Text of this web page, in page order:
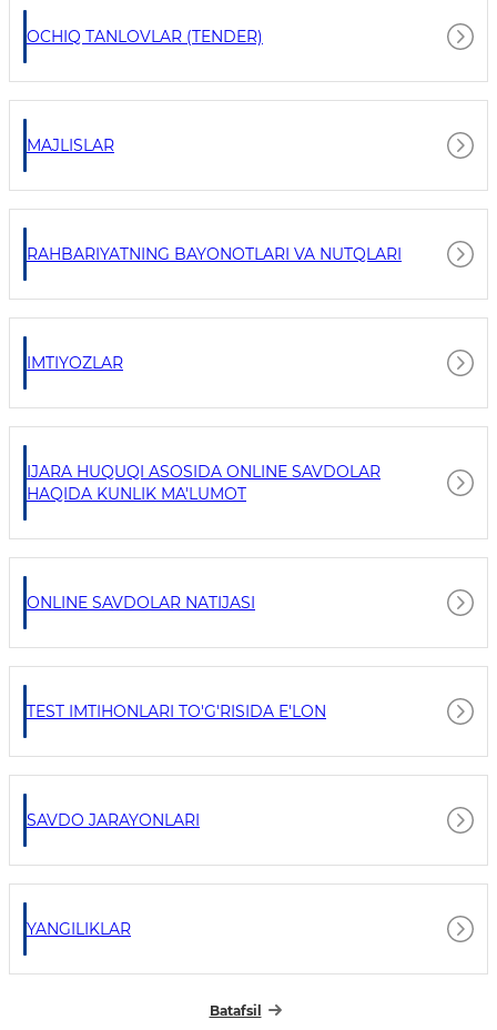
OCHIQ TANLOVLAR (TENDER)
MAJLISLAR
RAHBARIYATNING BAYONOTLARI VA NUTQLARI
IMTIYOZLAR
IJARA HUQUQI ASOSIDA ONLINE SAVDOLAR
HAQIDA KUNLIK MA'LUMOT
ONLINE SAVDOLAR NATIJASI
TEST IMTIHONLARI TO'G'RISIDA E'LON
SAVDO JARAYONLARI
YANGILIKLAR
Batafsil